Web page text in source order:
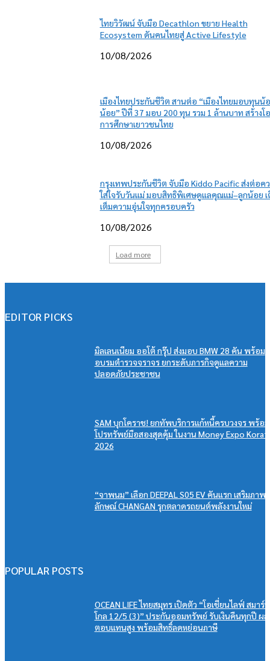
ไทยวิวัฒน์ จับมือ Decathlon ขยาย Health
Ecosystem ดันคนไทยสู่ Active Lifestyle
10/08/2026
เมืองไทยประกันชีวิต สานต่อ “เมืองไทยมอบทุนน้
น้อย” ปีที่ 37 มอบ 200 ทุน รวม 1 ล้านบาท สร้างโ
การศึกษาเยาวชนไทย
10/08/2026
กรุงเทพประกันชีวิต จับมือ Kiddo Pacific ส่งต่อค
ใส่ใจรับวันแม่ มอบสิทธิพิเศษดูแลคุณแม่–ลูกน้อย เ
เต็มความอุ่นใจทุกครอบครัว
10/08/2026
Load more
EDITOR PICKS
มิลเลนเนียม ออโต้ กรุ๊ป ส่งมอบ BMW 28 คัน พร้อม
อบรมตำรวจจราจร ยกระดับภารกิจดูแลความ
ปลอดภัยประชาชน
SAM บุกโคราช! ยกทัพบริการแก้หนี้ครบวงจร พร้อม
โปรทรัพย์มือสองสุดคุ้ม ในงาน Money Expo Korat
2026
“จาพนม” เลือก DEEPAL S05 EV คันแรก เสริมภาพ
ลักษณ์ CHANGAN รุกตลาดรถยนต์พลังงานใหม่
POPULAR POSTS
OCEAN LIFE ไทยสมุทร เปิดตัว “โอเชี่ยนไลฟ์ สมาร์ท
โกล 12/5 (3)” ประกันออมทรัพย์ รับเงินคืนทุกปี ผล
ตอบแทนสูง พร้อมสิทธิ์ลดหย่อนภาษี